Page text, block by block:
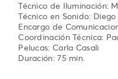
Técnico de Iluminación:
Técnico en Sonido:
Encargo de
Coordinación Técnica:
Pelucas: Carla Casali
Duración: 75 min.